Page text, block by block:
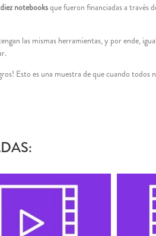
diez notebooksque fueron financiadas a través
las mismas herramientas, y por ende,
Esto es una muestra de que cuando